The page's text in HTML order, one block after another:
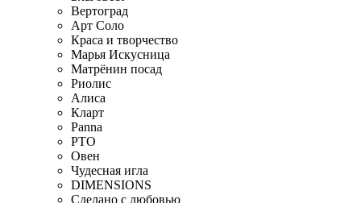
Вертоград
Арт Соло
Краса и творчество
Марья Искусница
Матрёнин посад
Риолис
Алиса
Кларт
Panna
РТО
Овен
Чудесная игла
DIMENSIONS
Сделано с любовью